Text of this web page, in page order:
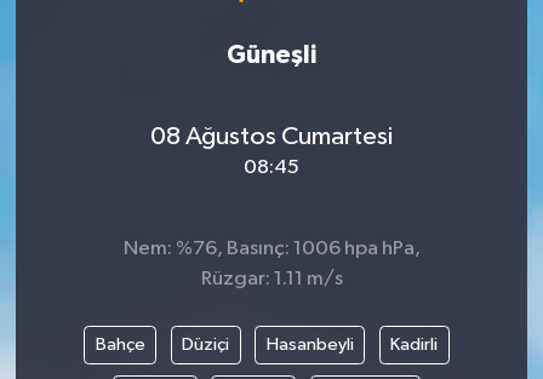
Güneşli
08 Ağustos Cumartesi
08:45
Nem: %76, Basınç: 1006 hpa hPa,
Rüzgar: 1.11 m/s
Bahçe Düziçi Hasanbeyli Kadirli